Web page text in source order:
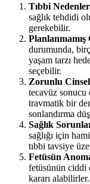
Tıbbi
sağlık tehdidi
gerekebilir.
Planlanmamış
durumunda,
yaşam tarzı
seçebilir.
Zorunlu
tecavüz sonucu
travmatik bir
sonlandırma
Sağlık
sağlığı için
tıbbi tavsiye
Fetüsün
fetüsünün ciddi
kararı alabilirler.